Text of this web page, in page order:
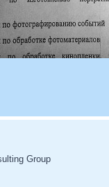
Group